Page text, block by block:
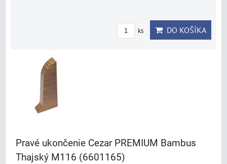
ks DO KOŠÍKA
Pravé ukončenie Cezar PREMIUM Bambus
Thajský M116 (6601165)